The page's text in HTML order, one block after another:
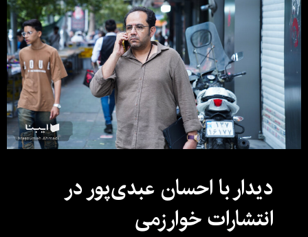
دیدار با احسان عبدی‌پور در
انتشارات خوارزمی